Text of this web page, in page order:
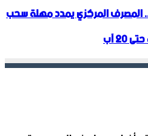
المصرف المركزي يمدد مهلة سحب
آب